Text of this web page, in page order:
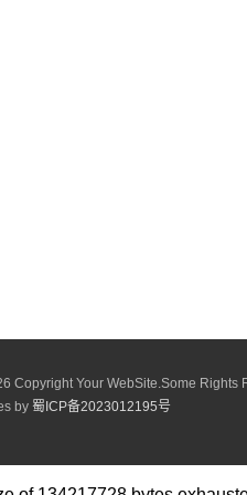
Copyright Your WebSite.Some Rights
by 蜀ICP备2023012195号